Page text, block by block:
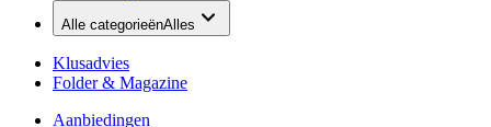
Alle categorieënAlles
Klusadvies
Folder & Magazine
Aanbiedingen